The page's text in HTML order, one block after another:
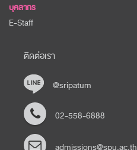
บุคลากร
E-Staff
ติดต่อเรา
@sripatum
02-558-6888
admissions@spu.ac.th